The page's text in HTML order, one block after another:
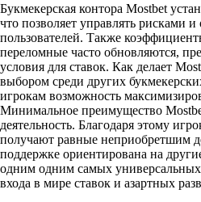
Букмекерская контора Mostbet
что позволяет управлять рисками
пользователей. Также
переломные часто обновляются,
условия для ставок. Как делает
выбором среди других
игрокам возможность
Минимальное преимущество
деятельность. Благодаря этому
получают равные неприобретшим
поддержке ориентирована на
одним одним самых
входа в мире ставок и азартных